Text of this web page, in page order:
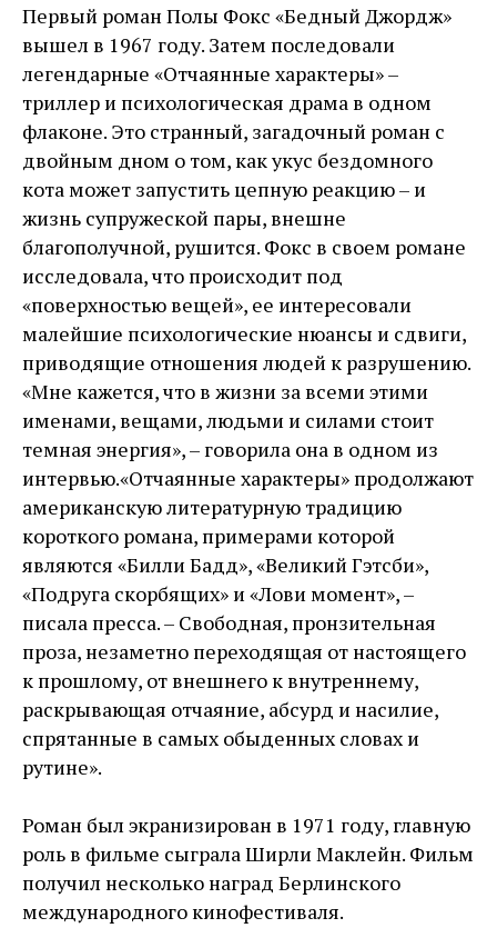
Первый роман Полы Фокс «Бедный Джордж»
вышел в 1967 году. Затем последовали
легендарные «Отчаянные характеры» –
триллер и психологическая драма в одном
флаконе. Это странный, загадочный роман с
двойным дном о том, как укус бездомного
кота может запустить цепную реакцию – и
жизнь супружеской пары, внешне
благополучной, рушится. Фокс в своем романе
исследовала, что происходит под
«поверхностью вещей», ее интересовали
малейшие психологические нюансы и сдвиги,
приводящие отношения людей к разрушению.
«Мне кажется, что в жизни за всеми этими
именами, вещами, людьми и силами стоит
темная энергия», – говорила она в одном из
интервью.«Отчаянные характеры» продолжают
американскую литературную традицию
короткого романа, примерами которой
являются «Билли Бадд», «Великий Гэтсби»,
«Подруга скорбящих» и «Лови момент», –
писала пресса. – Свободная, пронзительная
проза, незаметно переходящая от настоящего
к прошлому, от внешнего к внутреннему,
раскрывающая отчаяние, абсурд и насилие,
спрятанные в самых обыденных словах и
рутине».
Роман был экранизирован в 1971 году, главную
роль в фильме сыграла Ширли Маклейн. Фильм
получил несколько наград Берлинского
международного кинофестиваля.